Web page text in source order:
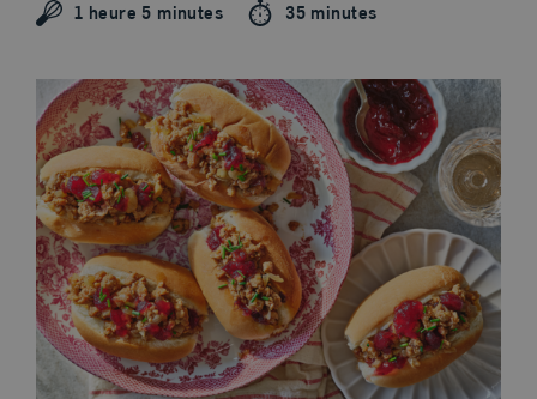
1 heure 5 minutes 35 minutes